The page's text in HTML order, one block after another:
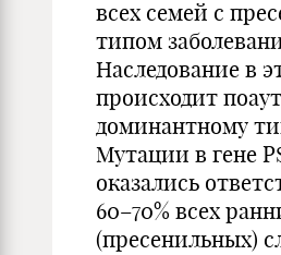
всех семей с
типом
Наследование в
происходит
доминантному
Мутации в гене
оказались
60–70% всех
(пресенильных)